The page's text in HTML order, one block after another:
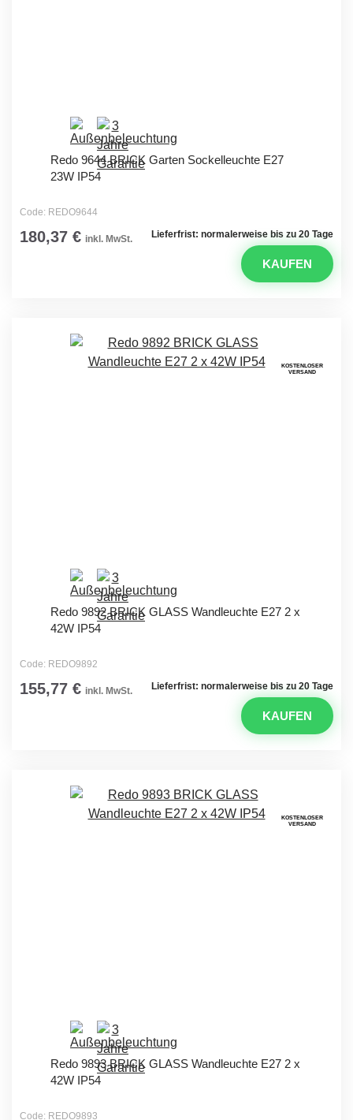
Redo 9644 BRICK Garten Sockelleuchte E27
23W IP54
Code: REDO9644
Lieferfrist: normalerweise bis zu 20 Tage
180,37 € inkl. MwSt.
KAUFEN
KOSTENLOSER
VERSAND
Redo 9892 BRICK GLASS Wandleuchte E27 2 x
42W IP54
Code: REDO9892
Lieferfrist: normalerweise bis zu 20 Tage
155,77 € inkl. MwSt.
KAUFEN
KOSTENLOSER
VERSAND
Redo 9893 BRICK GLASS Wandleuchte E27 2 x
42W IP54
Code: REDO9893